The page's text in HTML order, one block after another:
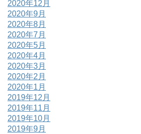
2020年12月
2020年9月
2020年8月
2020年7月
2020年5月
2020年4月
2020年3月
2020年2月
2020年1月
2019年12月
2019年11月
2019年10月
2019年9月